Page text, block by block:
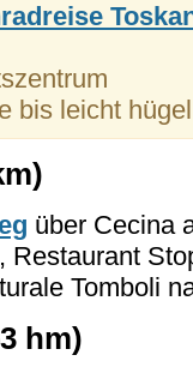
bis leicht
über Cecina
Restaurant
Tomboli
hm)